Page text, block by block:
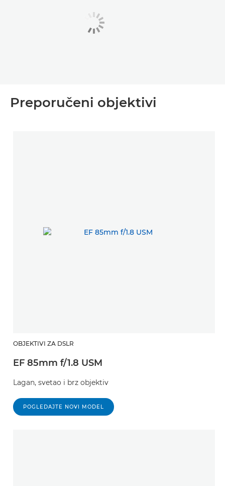
Preporučeni objektivi
OBJEKTIVI ZA DSLR
EF 85mm f/1.8 USM
Lagan, svetao i brz objektiv
POGLEDAJTE NOVI MODEL